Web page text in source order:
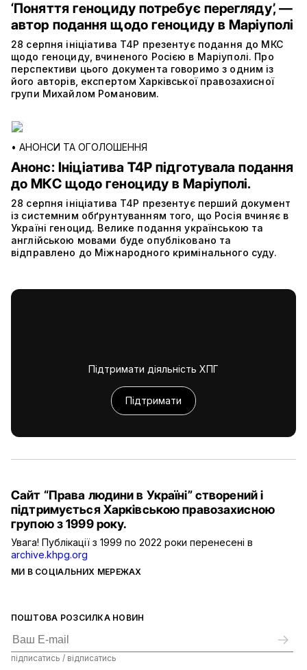
‘Поняття геноциду потребує перегляду’, —
автор подання щодо геноциду в Маріуполі
28 серпня ініціатива T4P презентує подання до МКС
щодо геноциду, вчиненого Росією в Маріуполі. Про
перспективи цього документа говоримо з одним із
його авторів, експертом Харківської правозахисної
групи Михайлом Романовим.
• АНОНСИ ТА ОГОЛОШЕННЯ
Анонс: Ініціатива Т4P підготувала подання
до МКС щодо геноциду в Маріуполі.
28 серпня ініціатива T4P презентує перший документ
із системним обґрунтуванням того, що Росія вчиняє в
Україні геноцид. Велике подання українською та
англійською мовами буде опубліковано та
відправлено до Міжнародного кримінального суду.
Підтримати діяльність ХПГ
Підтримати
ПОШТОВА РОЗСИЛКА НОВИН
підписатись / відписатись
МИ В СОЦІАЛЬНИХ МЕРЕЖАХ
Сайт “Права людини в Україні” створений і
підтримується Харківською правозахисною
групою з 1999 року.
Увага! Публікації з 1999 по 2022 роки перенесені в
archive.khpg.org